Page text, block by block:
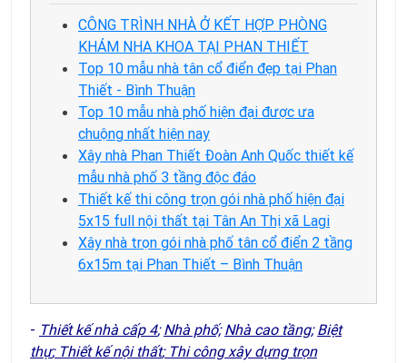
CÔNG TRÌNH NHÀ Ở KẾT HỢP PHÒNG
KHÁM NHA KHOA TẠI PHAN THIẾT
Top 10 mẫu nhà tân cổ điển đẹp tại Phan
Thiết - Bình Thuận
Top 10 mẫu nhà phố hiện đại được ưa
chuộng nhất hiện nay
Xây nhà Phan Thiết Đoàn Anh Quốc thiết kế
mẫu nhà phố 3 tầng độc đáo
Thiết kế thi công trọn gói nhà phố hiện đại
5x15 full nội thất tại Tân An Thị xã Lagi
Xây nhà trọn gói nhà phố tân cổ điển 2 tầng
6x15m tại Phan Thiết – Bình Thuận
- Thiết kế nhà cấp 4;Nhà phố; Nhà cao tầng; Biệt
thự;Thiết kế nội thất;Thi công xây dựng trọn